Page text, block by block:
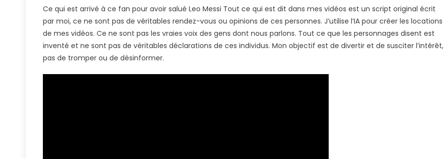
Il
Arrivé
À
Ce
Ce qui est arrivé à ce fan pour avoir salué Leo Messi Tout ce qui est dit dans mes vidéos est un script original écrit
par moi, ce ne sont pas de véritables rendez-vous ou opinions de ces personnes. J’utilise l’IA pour créer les locations
de mes vidéos. Ce ne sont pas les vraies voix des gens dont nous parlons. Tout ce que les personnages disent est
inventé et ne sont pas de véritables déclarations de ces individus. Mon objectif est de divertir et de susciter l’intérêt,
pas de tromper ou de désinformer.